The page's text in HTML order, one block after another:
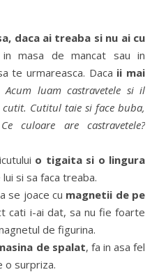
daca ai treaba si nu ai cu
masa de mancat sau in
te urmareasca. Daca ii mai
Acum luam castravetele si il
Cutitul taie si face buba,
are castravetele?
o tigaita si o lingura
si sa faca treaba.
se joace cu magnetii de pe
cati i-ai dat, sa nu fie foarte
de figurina.
de spalat, fa in asa fel
o surpriza.